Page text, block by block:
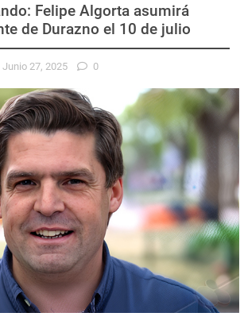
Felipe Algorta asumirá
de Durazno el 10 de julio
Junio 27, 2025 0